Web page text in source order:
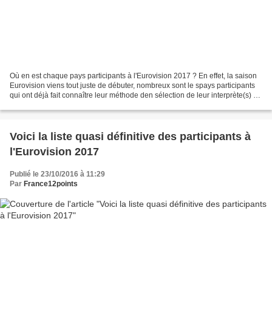
Où en est chaque pays participants à l'Eurovision 2017 ? En effet, la saison
Eurovision viens tout juste de débuter, nombreux sont le spays participants
qui ont déjà fait connaître leur méthode den sélection de leur interprète(s) et
Voici la liste quasi définitive des participants à
l'Eurovision 2017
Publié le 23/10/2016 à 11:29
Par France12points